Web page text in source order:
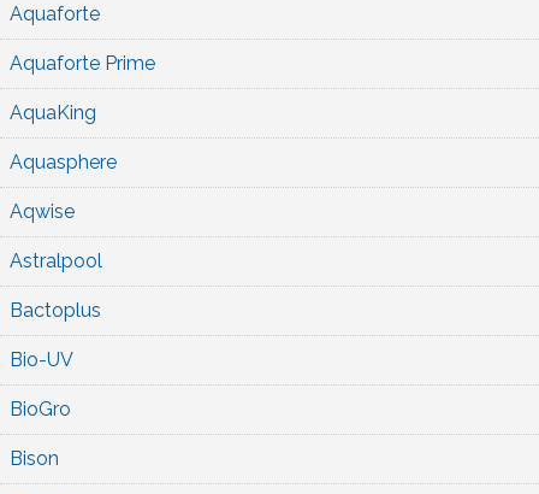
Aquaforte
Aquaforte Prime
AquaKing
Aquasphere
Aqwise
Astralpool
Bactoplus
Bio-UV
BioGro
Bison